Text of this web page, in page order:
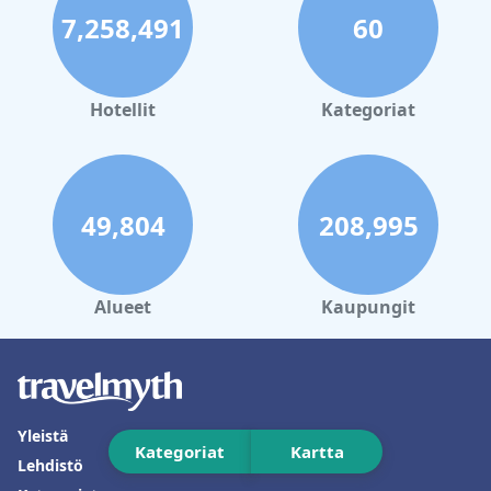
Kategoriat Kartta
7,258,491
Hotellit
60
Kategoriat
49,804
Alueet
208,995
Kaupungit
Yleistä
Lehdistö